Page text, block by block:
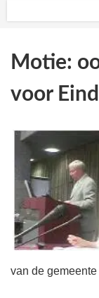
Motie:
voor
van de